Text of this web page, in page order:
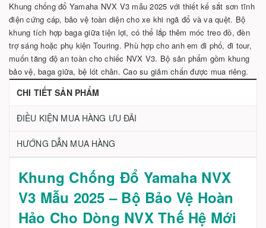
Khung chống đổ Yamaha NVX V3 mẫu 2025 với thiết kế sắt sơn tĩnh
điện cứng cáp, bảo vệ toàn diện cho xe khi ngã đổ và va quệt. Bộ
khung tích hợp baga giữa tiện lợi, có thể lắp thêm móc treo đồ, đèn
trợ sáng hoặc phụ kiện Touring. Phù hợp cho anh em đi phố, đi tour,
muốn tăng độ an toàn cho chiếc NVX V3. Bộ sản phẩm gồm khung
bảo vệ, baga giữa, bệ lót chân. Cao su giảm chấn được mua riêng.
CHI TIẾT SẢN PHẨM
ĐIỀU KIỆN MUA HÀNG ƯU ĐÃI
HƯỚNG DẪN MUA HÀNG
Khung Chống Đổ Yamaha NVX
V3 Mẫu 2025 – Bộ Bảo Vệ Hoàn
Hảo Cho Dòng NVX Thế Hệ Mới